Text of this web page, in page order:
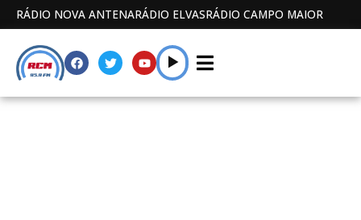
RÁDIO NOVA ANTENARÁDIO ELVASRÁDIO CAMPO MAIOR